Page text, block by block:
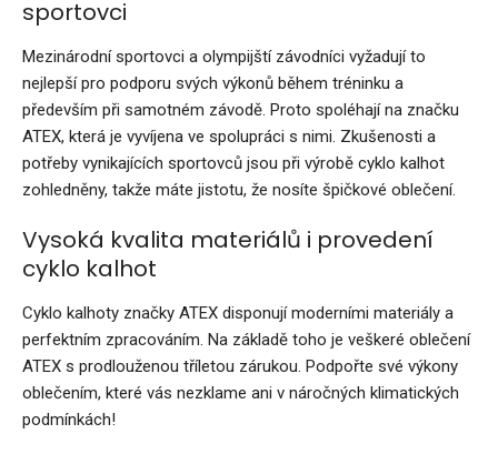
sportovci
Mezinárodní sportovci a olympijští závodníci vyžadují to
nejlepší pro podporu svých výkonů během tréninku a
především při samotném závodě. Proto spoléhají na značku
ATEX, která je vyvíjena ve spolupráci s nimi. Zkušenosti a
potřeby vynikajících sportovců jsou při výrobě cyklo kalhot
zohledněny, takže máte jistotu, že nosíte špičkové oblečení.
Vysoká kvalita materiálů i provedení
cyklo kalhot
Cyklo kalhoty značky ATEX disponují moderními materiály a
perfektním zpracováním. Na základě toho je veškeré oblečení
ATEX s prodlouženou tříletou zárukou. Podpořte své výkony
oblečením, které vás nezklame ani v náročných klimatických
podmínkách!